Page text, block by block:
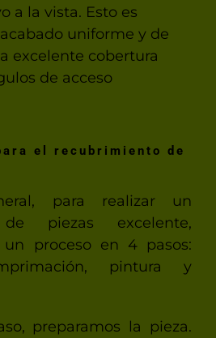
a la vista. Esto es
uniforme y de
excelente cobertura
de acceso
el recubrimiento de
para realizar un
de piezas excelente,
proceso en 4 pasos:
pintura y
preparamos la pieza.